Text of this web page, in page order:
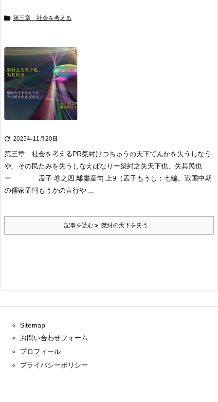
 第三章 社会を考える
 2025年11月20日
第三章 社会を考えるPR桀紂けつちゅうの天下てんかを失うしなう
や、その民たみを失うしなえばなり ー桀紂之失天下也、失其民也
ー 孟子 卷之四 離婁章句 上9 （孟子もうし：七編。戦国中期
の儒家孟軻もうかの言行や ...
記事を読む 桀紂の天下を失う ...
Sitemap
お問い合わせフォーム
プロフィール
プライバシーポリシー